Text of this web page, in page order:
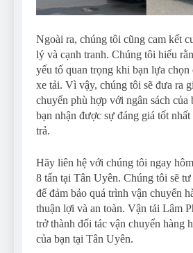
Ngoài ra, chúng tôi cũng cam kết
lý và cạnh tranh. Chúng tôi hiểu
yếu tố quan trọng khi bạn lựa
xe tải. Vì vậy, chúng tôi sẽ đưa ra
chuyển phù hợp với ngân sách của
bạn nhận được sự đáng giá tốt
trả.
Hãy liên hệ với chúng tôi ngay
8 tấn tại Tân Uyên. Chúng tôi sẽ
để đảm bảo quá trình vận chuyển
thuận lợi và an toàn. Vận tải Lâm
trở thành đối tác vận chuyển hàng
của bạn tại Tân Uyên.